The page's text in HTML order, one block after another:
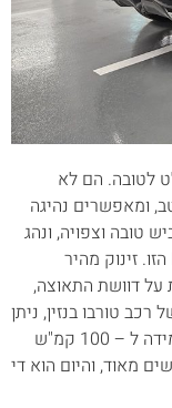
לטובה. הם לא
ומאפשרים נהיגה
טובה וצפויה, ונהג
נורמטיבי ימצא את עצמו בהחלט נהנה מה HS הזו. זינוק מהיר
על דוושת התאוצה,
טורבו בנזין, ניתן
לקבל מהרכב התנהלות די זריזה. התאוצה מעמידה ל – 100 קמ"ש
מאוד, והיום הוא די